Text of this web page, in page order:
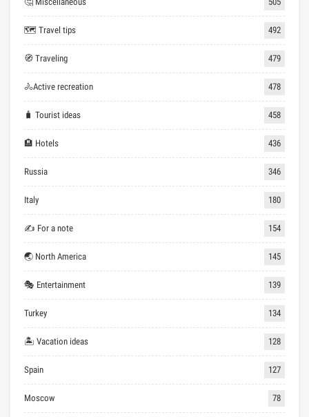
🗺 Travel tips 492
🧭 Traveling 479
🚴Active recreation 478
🧳 Tourist ideas 458
🏨 Hotels 436
Russia 346
Italy 180
✍ For a note 154
🌏 North America 145
🎭 Entertainment 139
Turkey 134
🏝 Vacation ideas 128
Spain 127
Moscow 78